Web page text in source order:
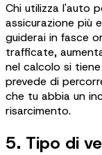
Chi utilizza l'auto
assicurazione più
guiderai in fasce
trafficate,
nel calcolo si
prevede di
che tu abbia un
risarcimento.
5. Tipo di